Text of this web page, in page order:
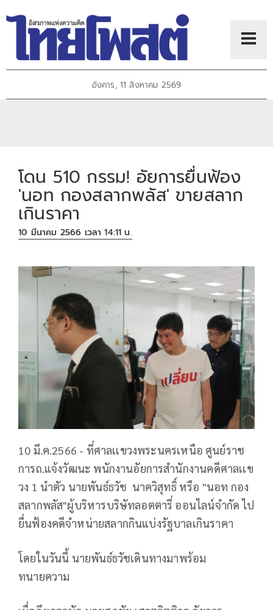
อังคาร, 11 สิงหาคม 2569
โดน 510 กรรม! อัยการยื่นฟ้อง
'นอท กองสลากพลัส' ขายสลาก
เกินราคา
10 มีนาคม 2566 เวลา 14:11 น.
10 มี.ค.2566 - ที่ศาลเเขวงพระนครเหนือ ศูนย์ราช
การถ.แจ้งวัฒนะ พนักงานอัยการสำนักงานคดีศาลเเข
วง 1 นำตัว นายพันธ์ธวัช นาควิสุทธิ์ หรือ "นอท กอง
สลากพลัส"ผู้บริหารบริษัทลอตตารี่ ออนไลน์จำกัด ไป
ยื่นฟ้องคดีจำหน่ายสลากกินแบ่งรัฐบาลเกินราคา
โดยในวันนี้ นายพันธ์ธวัชเดินทางมาพร้อม
ทนายความ